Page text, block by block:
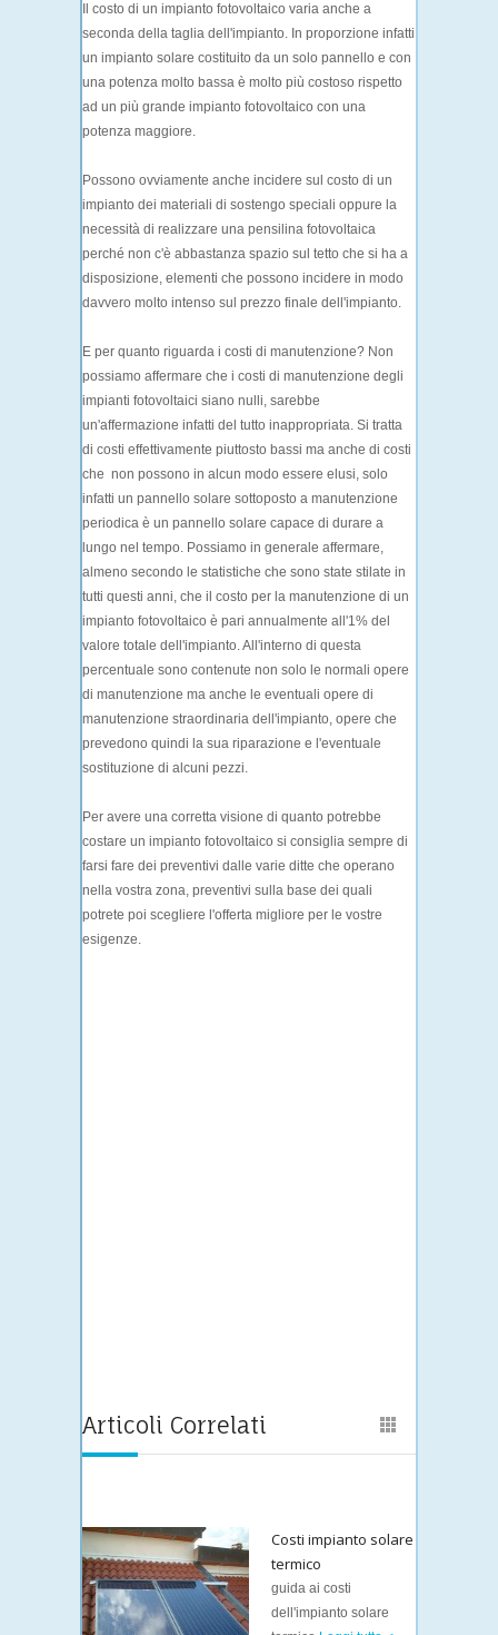
Il costo di un impianto fotovoltaico varia anche a
seconda della taglia dell'impianto. In proporzione infatti
un impianto solare costituito da un solo pannello e con
una potenza molto bassa è molto più costoso rispetto
ad un più grande impianto fotovoltaico con una
potenza maggiore.
Possono ovviamente anche incidere sul costo di un
impianto dei materiali di sostengo speciali oppure la
necessità di realizzare una pensilina fotovoltaica
perché non c'è abbastanza spazio sul tetto che si ha a
disposizione, elementi che possono incidere in modo
davvero molto intenso sul prezzo finale dell'impianto.
E per quanto riguarda i costi di manutenzione? Non
possiamo affermare che i costi di manutenzione degli
impianti fotovoltaici siano nulli, sarebbe
un'affermazione infatti del tutto inappropriata. Si tratta
di costi effettivamente piuttosto bassi ma anche di costi
che non possono in alcun modo essere elusi, solo
infatti un pannello solare sottoposto a manutenzione
periodica è un pannello solare capace di durare a
lungo nel tempo. Possiamo in generale affermare,
almeno secondo le statistiche che sono state stilate in
tutti questi anni, che il costo per la manutenzione di un
impianto fotovoltaico è pari annualmente all'1% del
valore totale dell'impianto. All'interno di questa
percentuale sono contenute non solo le normali opere
di manutenzione ma anche le eventuali opere di
manutenzione straordinaria dell'impianto, opere che
prevedono quindi la sua riparazione e l'eventuale
sostituzione di alcuni pezzi.
Per avere una corretta visione di quanto potrebbe
costare un impianto fotovoltaico si consiglia sempre di
farsi fare dei preventivi dalle varie ditte che operano
nella vostra zona, preventivi sulla base dei quali
potrete poi scegliere l'offerta migliore per le vostre
esigenze.
Articoli Correlati
Costi impianto solare
termico
guida ai costi
dell'impianto solare